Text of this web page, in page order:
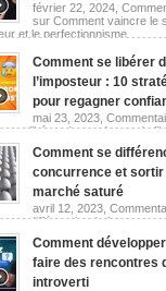
février 22, 2024,
sur Comment vaincre le
et le perfectionnisme
Comment se libérer
l’imposteur : 10
pour regagner
mai 23, 2023,
se libérer du syndrome de
efficaces pour regagner
Comment se
concurrence et sortir
marché saturé
avril 12, 2023,
se différencier de la
marché saturé
Comment développer
faire des rencontres
introverti